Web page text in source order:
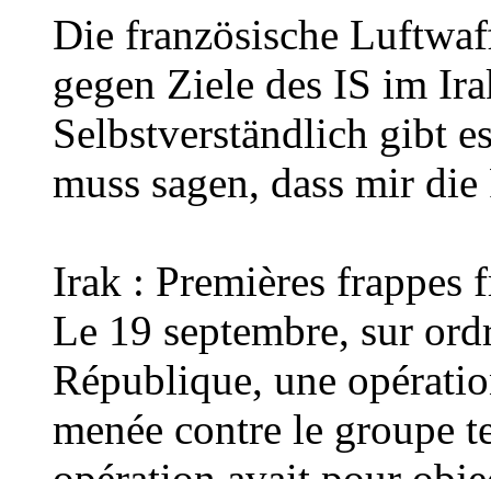
Die französische
gegen Ziele des IS im
Selbstverständlich gibt
muss sagen, dass mir
Irak : Premières frappes
Le 19 septembre, sur
République, une
menée contre le groupe